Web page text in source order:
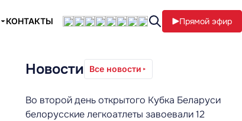
КОНТАКТЫ Прямой эфир
Новости Все новости
Во второй день открытого Кубка Беларуси
белорусские легкоатлеты завоевали 12